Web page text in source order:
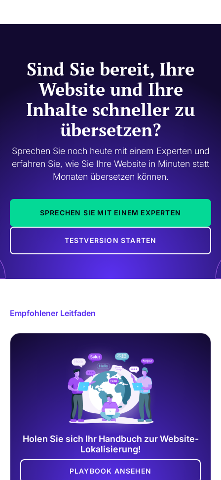
Vertriebsteam in Verbindung setzen, um Ihre Einrichtung zu
Sind Sie bereit, Ihre
Website und Ihre
Inhalte schneller zu
übersetzen?
Sprechen Sie noch heute mit einem Experten und
erfahren Sie, wie Sie Ihre Website in Minuten statt
Monaten übersetzen können.
SPRECHEN SIE MIT EINEM EXPERTEN
TESTVERSION STARTEN
Empfohlener Leitfaden
Holen Sie sich Ihr Handbuch zur Website-
Lokalisierung!
PLAYBOOK ANSEHEN